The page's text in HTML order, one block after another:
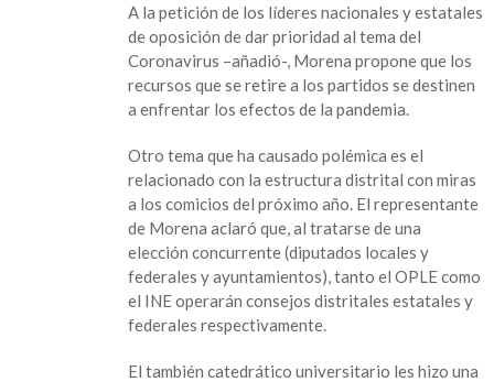
A la petición de los líderes nacionales y estatales
de oposición de dar prioridad al tema del
Coronavirus –añadió-, Morena propone que los
recursos que se retire a los partidos se destinen
a enfrentar los efectos de la pandemia.
Otro tema que ha causado polémica es el
relacionado con la estructura distrital con miras
a los comicios del próximo año. El representante
de Morena aclaró que, al tratarse de una
elección concurrente (diputados locales y
federales y ayuntamientos), tanto el OPLE como
el INE operarán consejos distritales estatales y
federales respectivamente.
El también catedrático universitario les hizo una